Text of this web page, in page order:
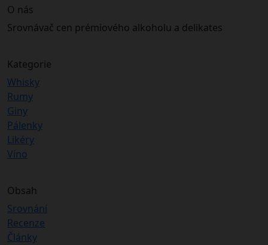
O nás
Srovnávač cen prémiového alkoholu a delikates
Kategorie
Whisky
Rumy
Giny
Pálenky
Likéry
Víno
Obsah
Srovnání
Recenze
Články